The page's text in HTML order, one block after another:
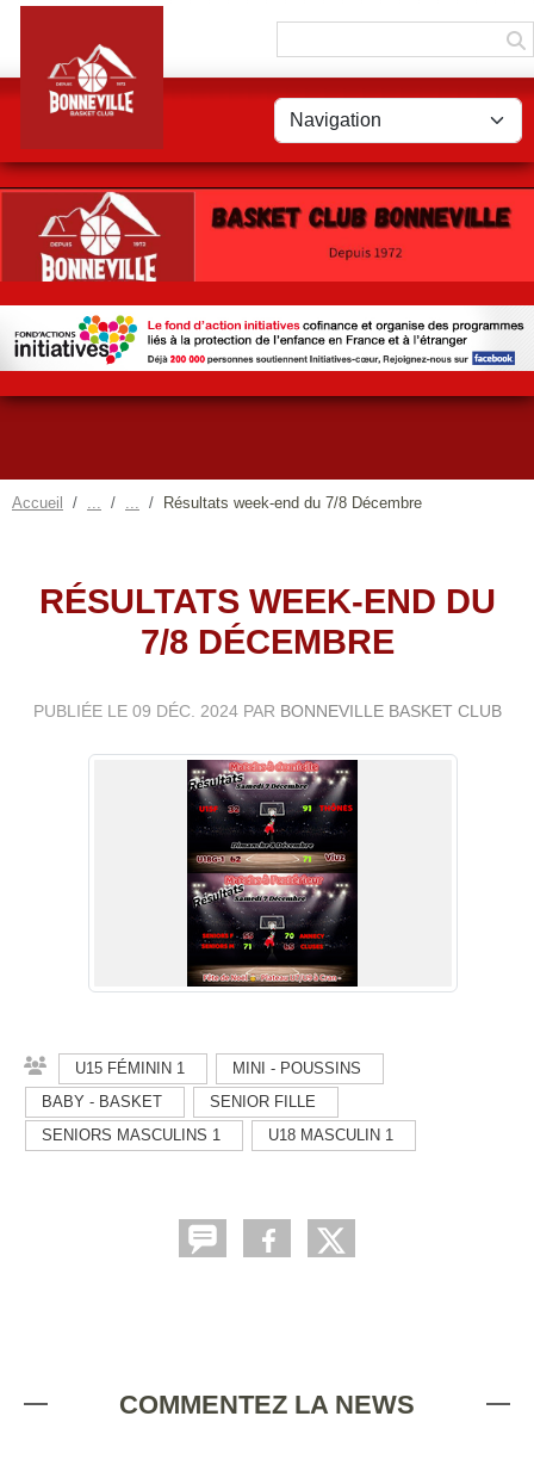
Accueil Résultats week-end du 7/8 Décembre
RÉSULTATS WEEK-END DU
7/8 DÉCEMBRE
PUBLIÉE LE 09 DÉC. 2024PAR BONNEVILLE BASKET CLUB
U15 FÉMININ 1
MINI - POUSSINS
BABY - BASKET
SENIOR FILLE
SENIORS MASCULINS 1
U18 MASCULIN 1
COMMENTEZ LA NEWS